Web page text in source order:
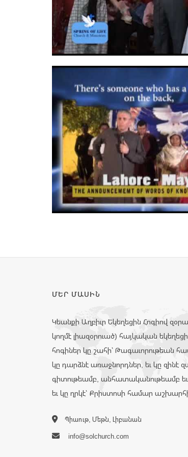
ՄԵՐ ՄԱՍԻՆ
Կեանքի Աղբիւր Եկեղեցին Հոգիով
կողմէ լիազօրուած) հայկական եկեղեցի
հոգիներ կը շահի՝ Թագաւորութեան
կը դարձնէ առաջնորդներ, եւ կը զինէ
գիտութեամբ, անհատականութեամբ եւ
եւ կը ղրկէ՝ Քրիստոսի համար
Պիաութ, Մեթն, Լիբանան
info@solchurch.com